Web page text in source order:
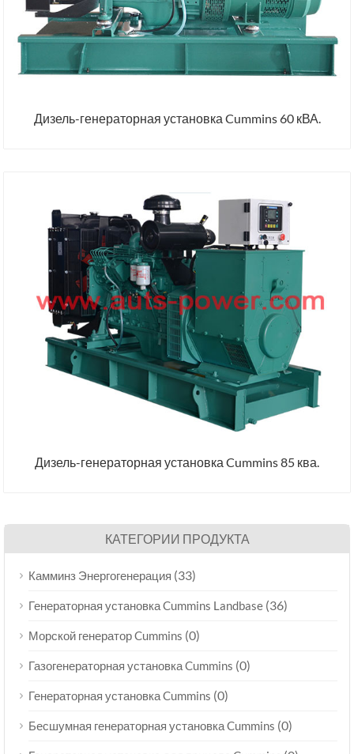
Дизель-генераторная установка Cummins 60 кВА.
Дизель-генераторная установка Cummins 85 ква.
КАТЕГОРИИ ПРОДУКТА
Камминз Энергогенерация (33)
Генераторная установка Cummins Landbase (36)
Морской генератор Cummins (0)
Газогенераторная установка Cummins (0)
Генераторная установка Cummins (0)
Бесшумная генераторная установка Cummins (0)